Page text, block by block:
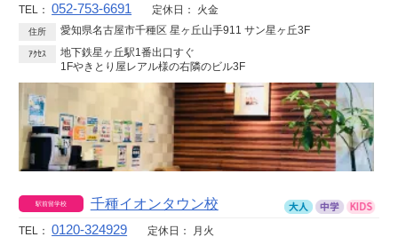
TEL： 052-753-6691 定休日： 火金
住所 愛知県名古屋市千種区 星ヶ丘山手911 サン星ヶ丘3F
ｱｸｾｽ
地下鉄星ヶ丘駅1番出口すぐ
1Fやきとり屋レアル様の右隣のビル3F
千種イオンタウン校
TEL： 0120-324929 定休日： 月火